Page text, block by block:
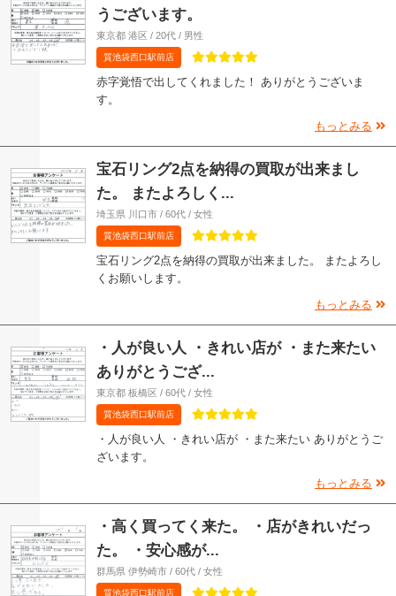
うございます。
東京都 港区 / 20代 / 男性
質池袋西口駅前店
赤字覚悟で出してくれました！ ありがとうございま
す。
もっとみる
宝石リング2点を納得の買取が出来まし
た。 またよろしく...
埼玉県 川口市 / 60代 / 女性
質池袋西口駅前店
宝石リング2点を納得の買取が出来ました。 またよろし
くお願いします。
もっとみる
・人が良い人 ・きれい店が ・また来たい
ありがとうござ...
東京都 板橋区 / 60代 / 女性
質池袋西口駅前店
・人が良い人 ・きれい店が ・また来たい ありがとうご
ざいます。
もっとみる
・高く買ってく来た。 ・店がきれいだっ
た。 ・安心感が...
群馬県 伊勢崎市 / 60代 / 女性
質池袋西口駅前店